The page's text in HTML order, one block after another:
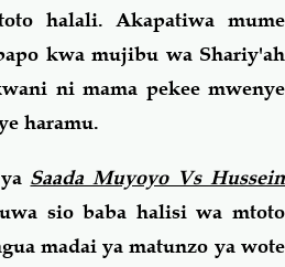
halali. Akapatiwa mume
kwa mujibu wa Shariy'ah
ni mama pekee mwenye
haramu.
Saada Muyoyo Vs Hussein
sio baba halisi wa mtoto
madai ya matunzo ya wote